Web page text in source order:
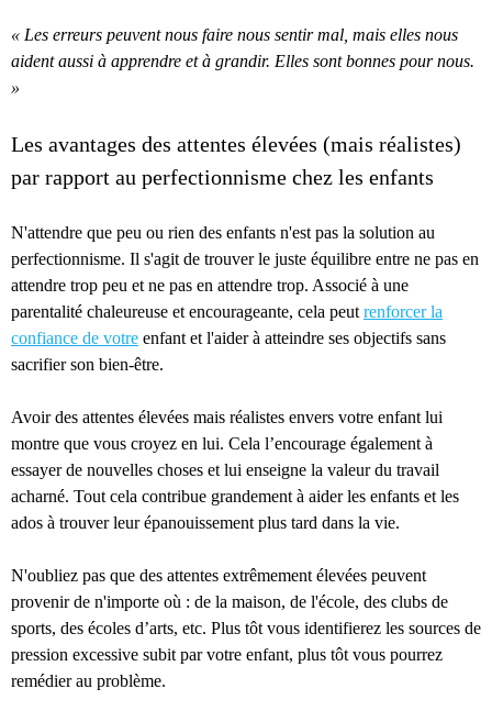
« Les erreurs peuvent nous faire nous sentir mal, mais elles nous
aident aussi à apprendre et à grandir. Elles sont bonnes pour nous.
»
Les avantages des attentes élevées (mais réalistes)
par rapport au perfectionnisme chez les enfants
N'attendre que peu ou rien des enfants n'est pas la solution au
perfectionnisme. Il s'agit de trouver le juste équilibre entre ne pas en
attendre trop peu et ne pas en attendre trop. Associé à une
parentalité chaleureuse et encourageante, cela peut renforcer la
confiance de votre enfant et l'aider à atteindre ses objectifs sans
sacrifier son bien-être.
Avoir des attentes élevées mais réalistes envers votre enfant lui
montre que vous croyez en lui. Cela l’encourage également à
essayer de nouvelles choses et lui enseigne la valeur du travail
acharné. Tout cela contribue grandement à aider les enfants et les
ados à trouver leur épanouissement plus tard dans la vie.
N'oubliez pas que des attentes extrêmement élevées peuvent
provenir de n'importe où : de la maison, de l'école, des clubs de
sports, des écoles d’arts, etc. Plus tôt vous identifierez les sources de
pression excessive subit par votre enfant, plus tôt vous pourrez
remédier au problème.